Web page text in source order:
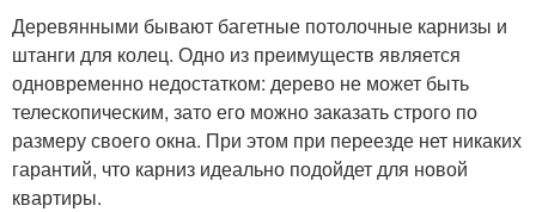
Деревянными бывают багетные потолочные карнизы и
штанги для колец. Одно из преимуществ является
одновременно недостатком: дерево не может быть
телескопическим, зато его можно заказать строго по
размеру своего окна. При этом при переезде нет никаких
гарантий, что карниз идеально подойдет для новой
квартиры.